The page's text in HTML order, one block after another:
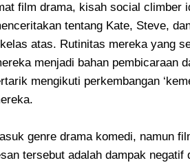
film drama, kisah social climber
tentang Kate, Steve,
atas. Rutinitas mereka yang
menjadi bahan pembicaraan
mengikuti perkembangan
genre drama komedi, namun
tersebut adalah dampak negatif